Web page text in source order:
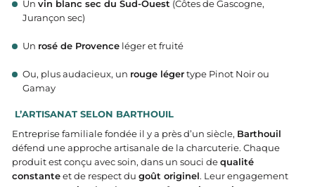
Un vin blanc sec du Sud-Ouest (Côtes de Gascogne,
Jurançon sec)
Un rosé de Provence léger et fruité
Ou, plus audacieux, un rouge légertype Pinot Noir ou
Gamay
L’ARTISANAT SELON BARTHOUIL
Entreprise familiale fondée il y a près d’un siècle, Barthouil
défend une approche artisanale de la charcuterie. Chaque
produit est conçu avec soin, dans un souci dequalité
constanteet de respect du goût originel. Leur engagement